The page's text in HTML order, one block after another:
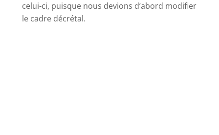
celui-ci, puisque nous devions d’abord modifier
le cadre décrétal.